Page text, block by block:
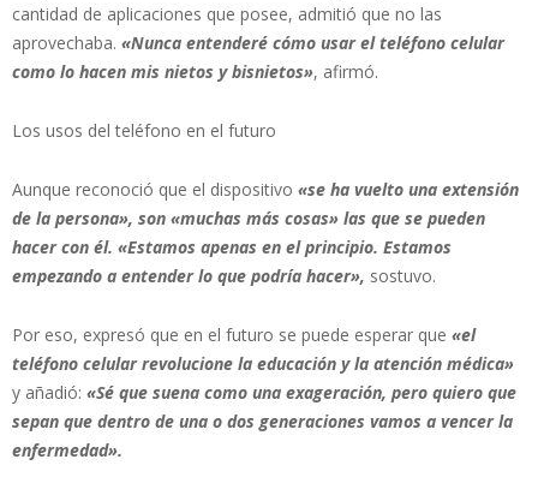
cantidad de aplicaciones que posee, admitió que no las
aprovechaba. «Nunca entenderé cómo usar el teléfono celular
como lo hacen mis nietos y bisnietos», afirmó.
Los usos del teléfono en el futuro
Aunque reconoció que el dispositivo «se ha vuelto una extensión
de la persona», son «muchas más cosas» las que se pueden
hacer con él. «Estamos apenas en el principio. Estamos
empezando a entender lo que podría hacer», sostuvo.
Por eso, expresó que en el futuro se puede esperar que «el
teléfono celular revolucione la educación y la atención médica»
y añadió: «Sé que suena como una exageración, pero quiero que
sepan que dentro de una o dos generaciones vamos a vencer la
enfermedad».